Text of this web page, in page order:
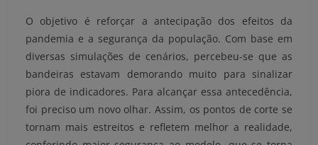
O objetivo é reforçar a antecipação dos efeitos da
pandemia e a segurança da população. Com base em
diversas simulações de cenários, percebeu-se que as
bandeiras estavam demorando muito para sinalizar
piora de indicadores. Para alcançar essa antecedência,
foi preciso um novo olhar. Assim, os pontos de corte se
tornam mais estreitos e refletem melhor a realidade,